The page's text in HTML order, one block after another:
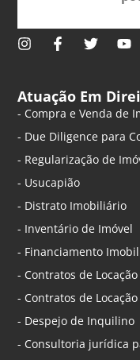
Atuação Em
- Compra e Venda de
- Due Diligence para
- Regularização de
- Usucapião
- Distrato Imobiliário
- Inventário de Imóvel
- Financiamento
- Contratos de Locação
- Contratos de Locação
- Despejo de Inquilino
- Consultoria jurídica